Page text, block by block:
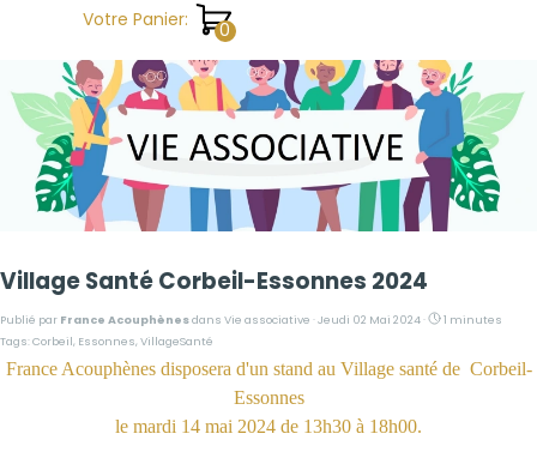
Aller au contenuVotre Panier:
Village Santé Corbeil-Essonnes 2024
Publié par France Acouphènesdans Vie associative · Jeudi 02 Mai 2024 ·
1 minutes
Tags:Corbeil, Essonnes, VillageSanté
France Acouphènes disposera d'un stand au Village santé de Corbeil-
Essonnes
le mardi 14 mai 2024 de 13h30 à 18h00.